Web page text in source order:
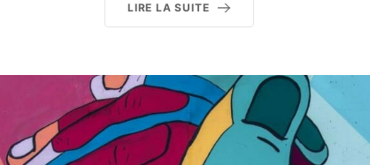
LIRE LA SUITE